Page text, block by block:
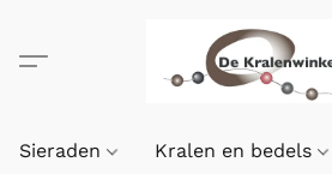
Sieraden Kralen en bedels